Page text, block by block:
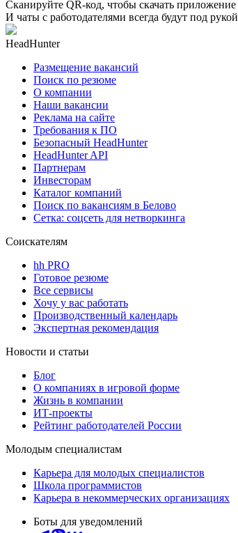
Сканируйте QR-код, чтобы скачать приложение
И чаты с работодателями всегда будут под рукой
HeadHunter
Размещение вакансий
Поиск по резюме
О компании
Наши вакансии
Реклама на сайте
Требования к ПО
Безопасный HeadHunter
HeadHunter API
Партнерам
Инвесторам
Каталог компаний
Поиск по вакансиям в Белово
Сетка: соцсеть для нетворкинга
Соискателям
hh PRO
Готовое резюме
Все сервисы
Хочу у вас работать
Производственный календарь
Экспертная рекомендация
Новости и статьи
Блог
О компаниях в игровой форме
Жизнь в компании
ИТ-проекты
Рейтинг работодателей России
Молодым специалистам
Карьера для молодых специалистов
Школа программистов
Карьера в некоммерческих организациях
Боты для уведомлений